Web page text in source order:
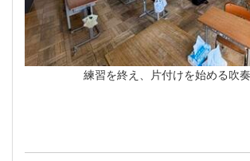
練習を終え、片付けを始める吹